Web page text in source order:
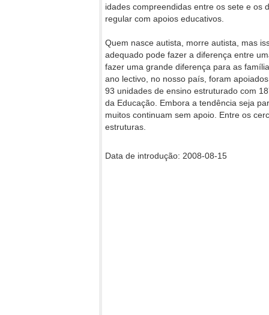
idades compreendidas entre os sete e os
regular com apoios educativos.
Quem nasce autista, morre autista, mas
adequado pode fazer a diferença entre
fazer uma grande diferença para as
ano lectivo, no nosso país, foram
93 unidades de ensino estruturado com
da Educação. Embora a tendência seja
muitos continuam sem apoio. Entre os
estruturas.
Data de introdução: 2008-08-15